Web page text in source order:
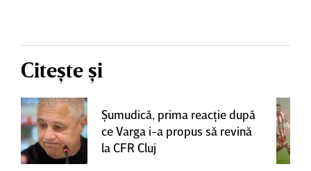
Citește și
Şumudică, prima reacţie după
ce Varga i-a propus să revină
la CFR Cluj